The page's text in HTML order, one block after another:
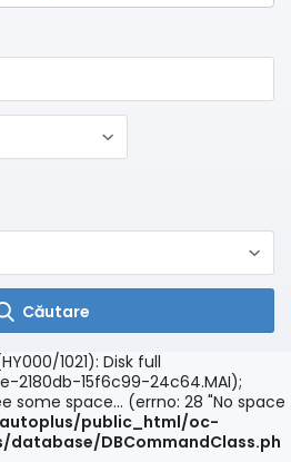
Căutare
1021): Disk full
15f6c99-24c64.MAI);
some space... (errno: 28 "No space
public_html/oc-
DBCommandClass.ph